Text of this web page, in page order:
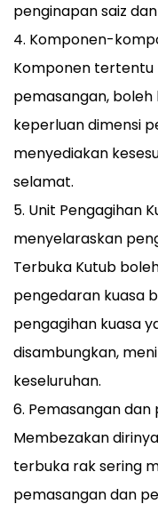
penginapan saiz
4. Komponen-
Komponen tertentu
pemasangan, boleh
keperluan dimensi
menyediakan
selamat.
5. Unit Pengagihan
menyelaraskan
Terbuka Kutub
pengedaran kuasa
pengagihan kuasa
disambungkan,
keseluruhan.
6. Pemasangan
Membezakan
terbuka rak sering
pemasangan dan